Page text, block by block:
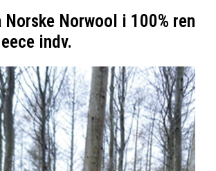
Norske Norwool i 100% ren
indv.